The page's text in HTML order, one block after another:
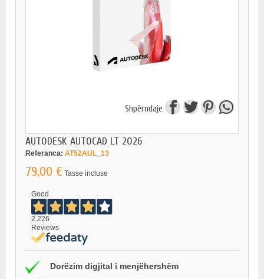
Shpërndaje
AUTODESK AUTOCAD LT 2026
Referanca: AT52AUL_13
79,00 € Tasse incluse
Good
2.226
Reviews
Dorëzim digjital i menjëhershëm